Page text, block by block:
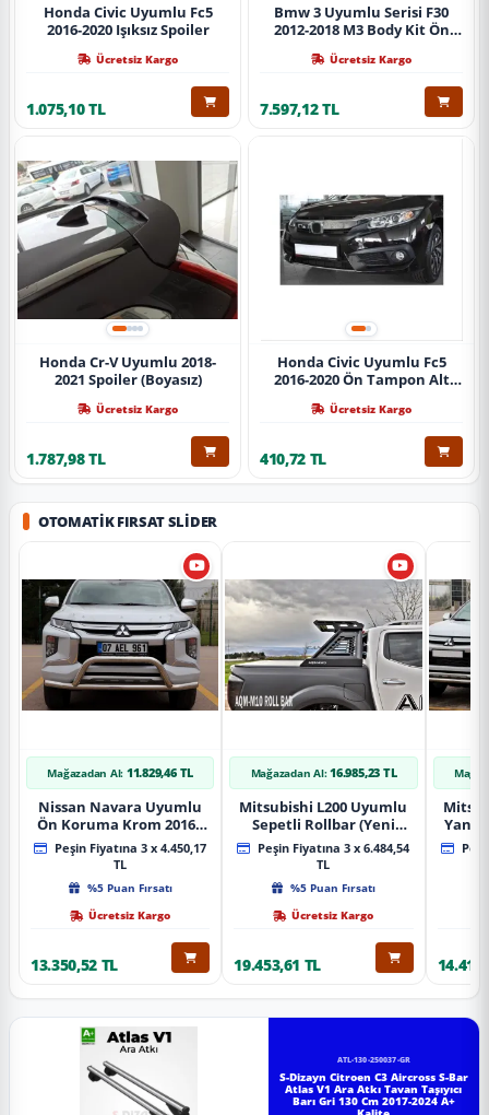
Honda Civic Uyumlu Fc5
2016-2020 Işıksız Spoiler
Ücretsiz Kargo
1.075,10 TL
Bmw 3 Uyumlu Serisi F30
2012-2018 M3 Body Kit Ön
Ücretsiz Kargo
7.597,12 TL
Honda Cr-V Uyumlu 2018-
2021 Spoiler (Boyasız)
Ücretsiz Kargo
1.787,98 TL
Honda Civic Uyumlu Fc5
2016-2020 Ön Tampon Alt
Ücretsiz Kargo
410,72 TL
OTOMATIK FIRSAT SLIDER
Mağazadan Al: 11.829,46 TL
Nissan Navara Uyumlu
Ön Koruma Krom 2016+
Pst14 Parça
Peşin Fiyatına 3 x 4.450,17
TL
%5 Puan Fırsatı
Ücretsiz Kargo
13.350,52 TL
Mağazadan Al: 16.985,23 TL
Mitsubishi L200 Uyumlu
Sepetli Rollbar (Yeni
Nesil Sepetli Roll Bar
Aqm-M10)
Peşin Fiyatına 3 x 6.484,54
TL
%5 Puan Fırsatı
Ücretsiz Kargo
19.453,61 TL
Yan
ATL-130-250037-GR
S-Dizayn Citroen C3 Aircross S-Bar
Atlas V1 Ara Atkı Tavan Taşıyıcı
Barı Gri 130 Cm 2017-2024 A+